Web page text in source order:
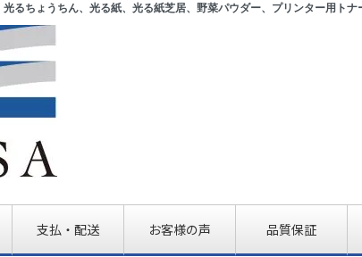
るちょうちん、光る紙、光る紙芝居、野菜パウダー、プリンター用トナ
支払・配送 お客様の声 品質保証